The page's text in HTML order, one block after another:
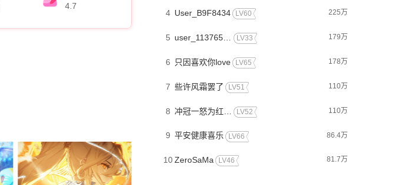
4.7
4 User_B9F8434 LV60 225万
5 user_113765511 LV33 179万
6 只因喜欢你love LV65 178万
7 些许风霜罢了 LV51 110万
8 冲冠一怒为红颜_惜漓 LV52 110万
9 平安健康喜乐 LV66 86.4万
10ZeroSaMa LV46 81.7万